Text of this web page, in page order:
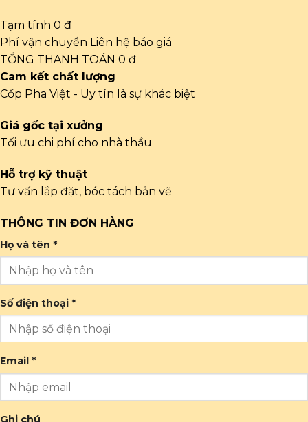
Tạm tính 0 đ
Phí vận chuyển Liên hệ báo giá
TỔNG THANH TOÁN 0 đ
Cam kết chất lượng
Cốp Pha Việt - Uy tín là sự khác biệt
Giá gốc tại xưởng
Tối ưu chi phí cho nhà thầu
Hỗ trợ kỹ thuật
Tư vấn lắp đặt, bóc tách bản vẽ
THÔNG TIN ĐƠN HÀNG
Họ và tên *
Số điện thoại *
Email *
Ghi chú